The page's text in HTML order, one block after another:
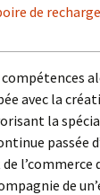
de recharge
avec la
la
passée
l’commerce
de